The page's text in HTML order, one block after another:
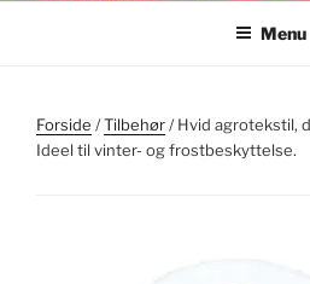
Menu
Forside /Tilbehør/ Hvid agrotekstil,
Ideel til vinter- og frostbeskyttelse.